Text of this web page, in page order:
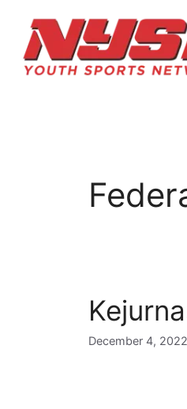
December 4, 2022